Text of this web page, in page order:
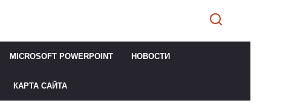
MICROSOFT POWERPOINT НОВОСТИ
КАРТА САЙТА